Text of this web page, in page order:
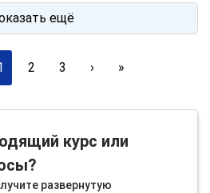
ещё
2 3 › »
курс или
развернутую